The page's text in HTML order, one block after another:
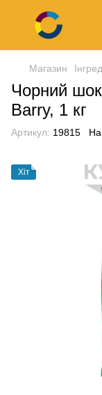
Магазин
Чорний
Barry, 1 кг
Артикул: 19815
Хіт